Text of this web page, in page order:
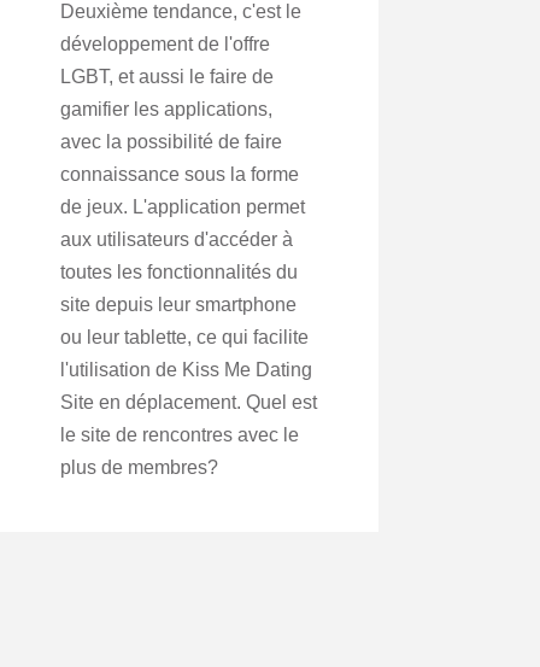
Deuxième tendance, c'est le
développement de l'offre
LGBT, et aussi le faire de
gamifier les applications,
avec la possibilité de faire
connaissance sous la forme
de jeux. L'application permet
aux utilisateurs d'accéder à
toutes les fonctionnalités du
site depuis leur smartphone
ou leur tablette, ce qui facilite
l'utilisation de Kiss Me Dating
Site en déplacement. Quel est
le site de rencontres avec le
plus de membres?